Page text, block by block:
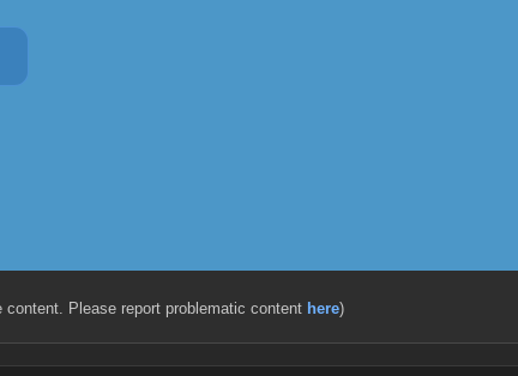
Please report problematic content here)